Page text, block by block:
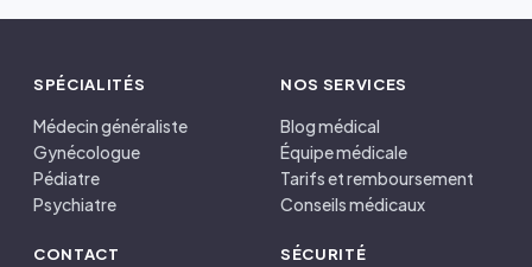
SPÉCIALITÉS
Médecin généraliste
Gynécologue
Pédiatre
Psychiatre
NOS SERVICES
Blog médical
Équipe médicale
Tarifs et remboursement
Conseils médicaux
CONTACT SÉCURITÉ